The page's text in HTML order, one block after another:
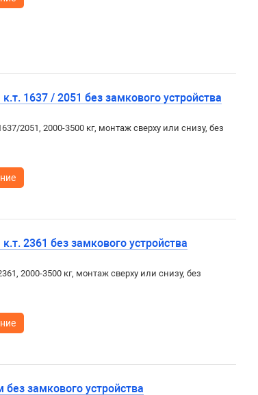
1637 / 2051 без замкового устройства
2051, 2000-3500 кг, монтаж сверху или снизу, без
2361 без замкового устройства
2000-3500 кг, монтаж сверху или снизу, без
замкового устройства